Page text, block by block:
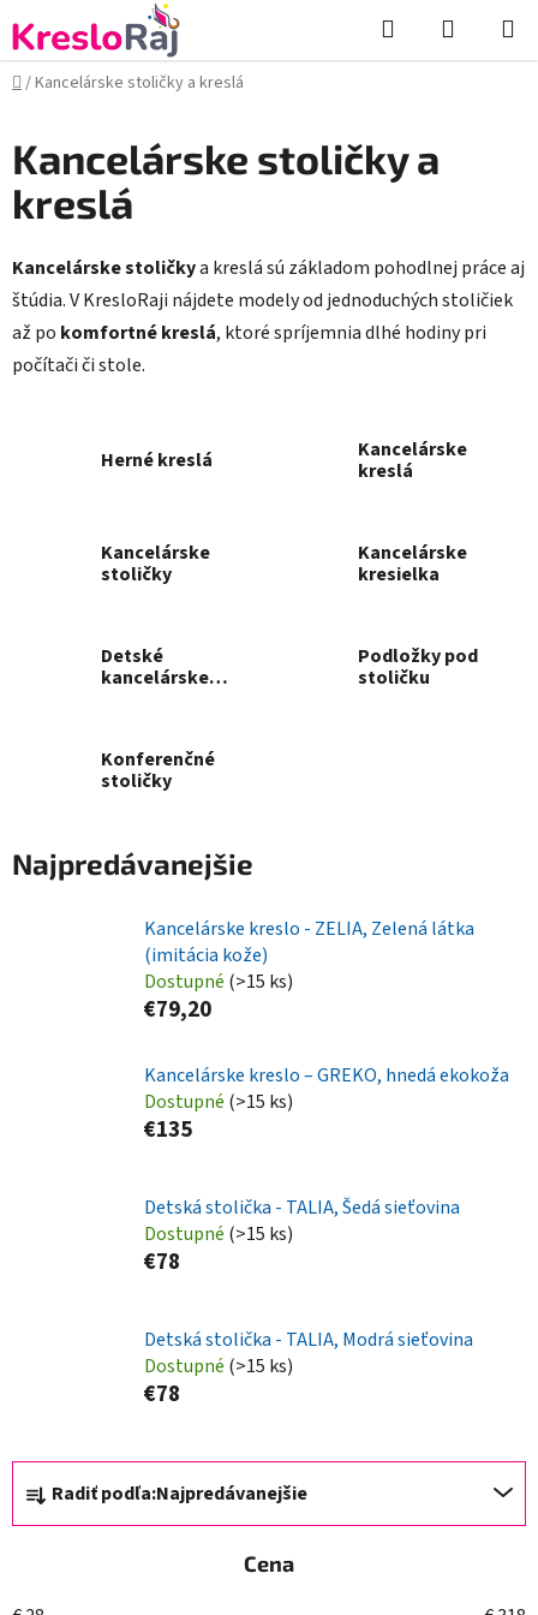
na
obsah
Hľadať
KOŠÍK
Domov
/Kancelárske stoličky a kreslá
Kancelárske stoličky a
kreslá
Kancelárske stoličkya kreslá sú základom pohodlnej práce aj
štúdia. V KresloRaji nájdete modely od jednoduchých stoličiek
až po komfortné kreslá, ktoré spríjemnia dlhé hodiny pri
počítači či stole.
Herné kreslá
Kancelárske
kreslá
Kancelárske
stoličky
Kancelárske
kresielka
Detské
kancelárske
Podložky pod
stoličku
Konferenčné
stoličky
Najpredávanejšie
Kancelárske kreslo - ZELIA, Zelená látka
(imitácia kože)
Dostupné (>15 ks)
€79,20
Kancelárske kreslo – GREKO, hnedá ekokoža
Dostupné (>15 ks)
€135
Detská stolička - TALIA, Šedá sieťovina
Dostupné (>15 ks)
€78
Detská stolička - TALIA, Modrá sieťovina
Dostupné (>15 ks)
€78
R
a
d
Radiť podľa:Najpredávanejšie
Cena